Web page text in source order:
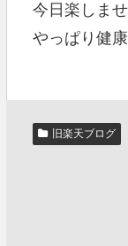
今日楽しま
やっぱり健
旧楽天ブログ